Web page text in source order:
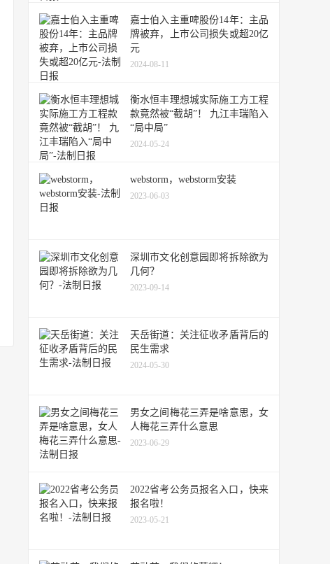
嘉士伯入主重啤股份14年：主品
牌被弃，上市公司损失或超20亿
元
2024-08-11
衡水恒丰理想城实际施工方工程
款竟然被“截胡”！ 九江丰瑞陷入
“局中局”
2024-05-24
webstorm，webstorm安装
2023-06-03
深圳市文化创意园即将拆除欲为
几何？
2023-09-14
天岳街道：关注征收矛盾背后的
民生需求
2024-05-30
男女之间梅花三弄是啥意思，女
人梅花三弄什么意思
2023-06-29
2022省考公务员报名入口，快来
报名啦！
2023-05-21